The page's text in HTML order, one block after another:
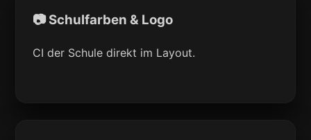
📷 Schulfarben & Logo
CI der Schule direkt im Layout.